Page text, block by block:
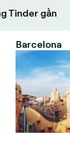
Tinder gần
Barcelona